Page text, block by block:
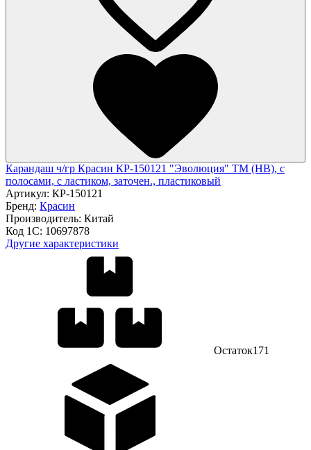
Карандаш ч/гр Красин КР-150121 "Эволюция" ТМ (HB), с
полосами, с ластиком, заточен., пластиковый
Артикул: КР-150121
Бренд: Красин
Производитель: Китай
Код 1С: 10697878
Другие характеристики
Остаток171